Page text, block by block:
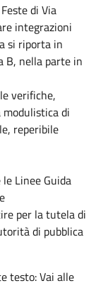
di Via
integrazioni
si riporta in
B, nella parte in
verifiche,
di
reperibile
Linee Guida
per la tutela di
di pubblica
testo: Vai alle